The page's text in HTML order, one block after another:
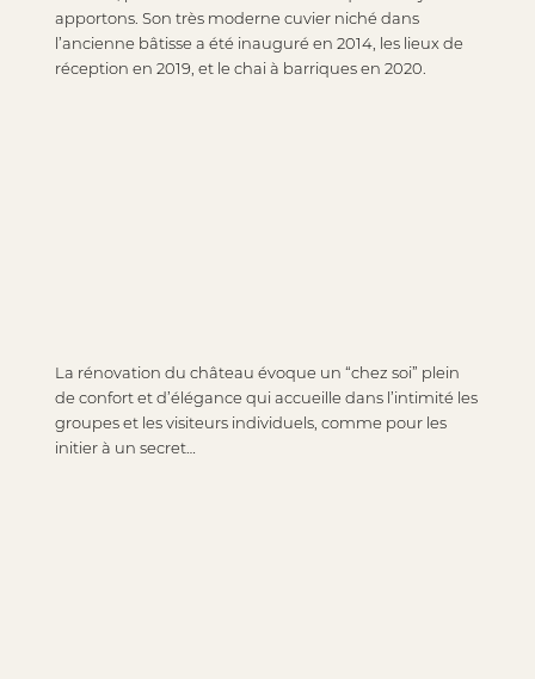
apportons. Son très moderne cuvier niché dans
l’ancienne bâtisse a été inauguré en 2014, les lieux de
réception en 2019, et le chai à barriques en 2020.
La rénovation du château évoque un “chez soi” plein
de confort et d’élégance qui accueille dans l’intimité les
groupes et les visiteurs individuels, comme pour les
initier à un secret…